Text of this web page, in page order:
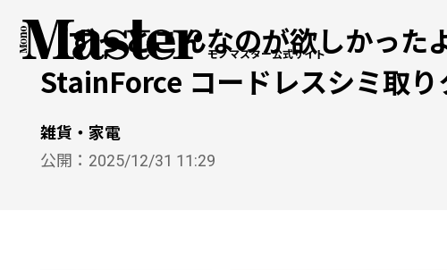
モノマスター公式サイト
「ずっとこんなのが欲しかった
StainForce コードレスシミ取り
雑貨・家電
公開： 2025/12/31 11:29